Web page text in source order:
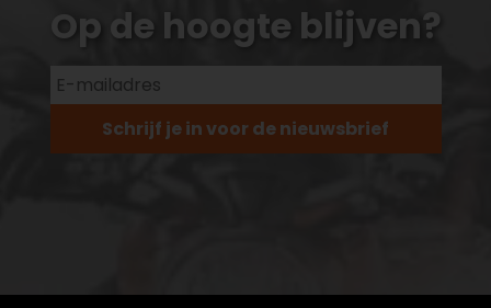
Op de hoogte blijven?
Schrijf je in voor de nieuwsbrief